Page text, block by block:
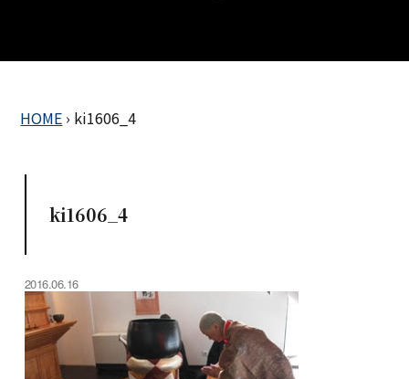
HOME › ki1606_4
ki1606_4
2016.06.16